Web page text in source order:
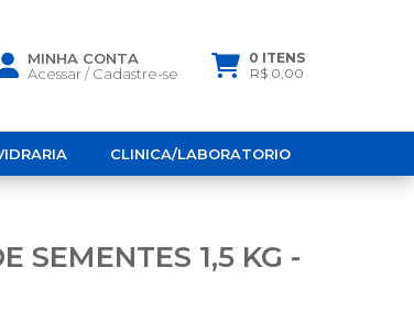
MINHA CONTA
Acessar/Cadastre-se
0 ITENS
R$ 0,00
CLINICA/LABORATORIO
SEMENTES 1,5 KG -